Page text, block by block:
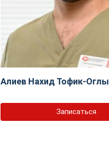
Алиев Нахид Тофик-Оглы
Записаться